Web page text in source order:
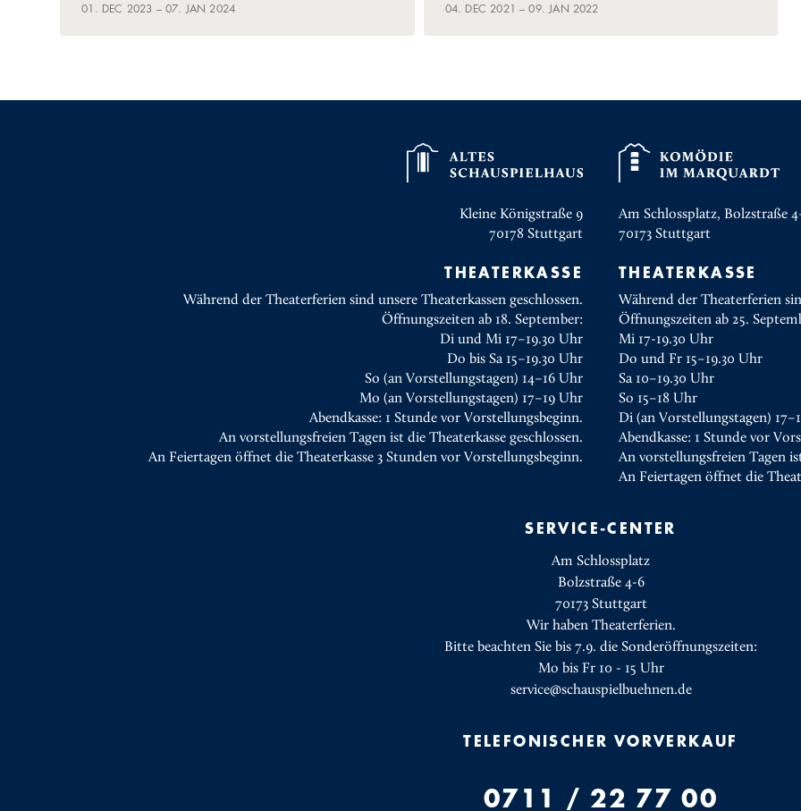
01. DEC 2023 – 07. JAN 2024 04. DEC 2021 – 09. JAN 2022
Kleine Königstraße 9
70178 Stuttgart
THEATERKASSE
Während der Theaterferien sind unsere Theaterkassen geschlossen.
Öffnungszeiten ab 18. September:
Di und Mi 17–19.30 Uhr
Do bis Sa 15–19.30 Uhr
So (an Vorstellungstagen) 14–16 Uhr
Mo (an Vorstellungstagen) 17–19 Uhr
Abendkasse: 1 Stunde vor Vorstellungsbeginn.
An vorstellungsfreien Tagen ist die Theaterkasse geschlossen.
An Feiertagen öffnet die Theaterkasse 3 Stunden vor Vorstellungsbeginn.
Am Schlossplatz, Bolzstraße
70173 Stuttgart
THEATERKASSE
Während der Theaterferien
Öffnungszeiten ab 25.
Mi 17-19.30 Uhr
Do und Fr 15–19.30 Uhr
Sa 10–19.30 Uhr
So 15–18 Uhr
Di (an Vorstellungstagen)
Abendkasse: 1 Stunde vor
An vorstellungsfreien Tagen
An Feiertagen öffnet die
SERVICE-CENTER
Am Schlossplatz
Bolzstraße 4-6
70173 Stuttgart
Wir haben Theaterferien.
Bitte beachten Sie bis 7.9. die Sonderöffnungszeiten:
Mo bis Fr 10 - 15 Uhr
service@schauspielbuehnen.de
TELEFONISCHER VORVERKAUF
0711 / 22 77 00